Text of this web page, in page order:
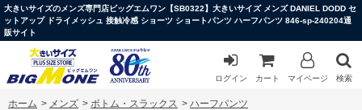
大きいサイズのメンズ専門店ビッグエムワン【SB0322】大きいサイズ メンズ DANIEL DODD セ
ットアップ ドライメッシュ 接触冷感 ショーツ ショートパンツ ハーフパンツ 846-sp-240204通
販サイト
ログイン カート マイページ 検索
ホーム > メンズ > ボトム・スラックス > ハーフパンツ